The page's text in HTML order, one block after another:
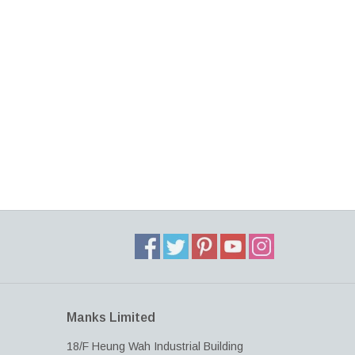
Manks Limited
18/F Heung Wah Industrial Building